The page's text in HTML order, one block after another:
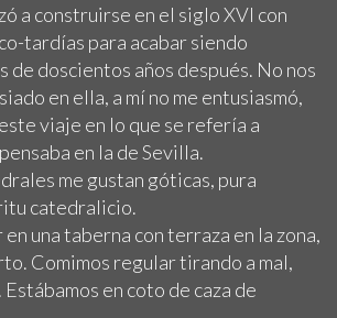
a construirse en el siglo XVI con
tardías para acabar siendo
de doscientos años después. No nos
en ella, a mí no me entusiasmó,
viaje en lo que se refería a
en la de Sevilla.
me gustan góticas, pura
catedralicio.
en una taberna con terraza en la zona,
Comimos regular tirando a mal,
en coto de caza de